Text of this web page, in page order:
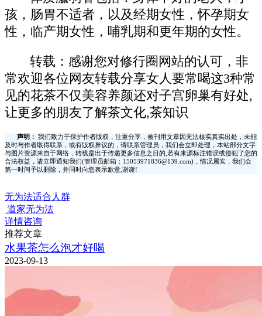
孩，肠胃不适者，以及经期女性，怀孕期女
性，临产期女性，哺乳期和更年期的女性。
转载：感谢您对修行圈网站的认可，非
常欢迎各位网友转载分享女人要常喝这3种常
见的花茶不仅美容养颜还对子宫卵巢有好处,
让更多的朋友了解茶文化,茶知识
声明：
我们致力于保护作者版权，注重分享，被刊用文章因无法核实真实出处，未能
及时与作者取得联系，或有版权异议的，请联系管理员，我们会立即处理，本站部分文字
与图片资源来自于网络，转载是出于传递更多信息之目的,若有来源标注错误或侵犯了您的
合法权益，请立即通知我们(管理员邮箱：15053971836@139.com)，情况属实，我们会
第一时间予以删除，并同时向您表示歉意,谢谢!
无为法适合人群
道家无为法
详情咨询
推荐文章
水果茶怎么泡才好喝
2023-09-13